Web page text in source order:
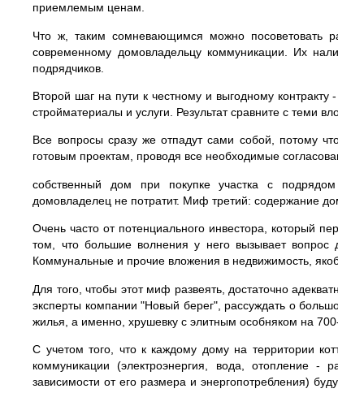
приемлемым ценам.
Что ж, таким сомневающимся можно посоветовать
современному домовладельцу коммуникации. Их
подрядчиков.
Второй шаг на пути к честному и выгодному контракту
стройматериалы и услуги. Результат сравните с теми
Все вопросы сразу же отпадут сами собой, потому
готовым проектам, проводя все необходимые
собственный дом при покупке участка с
домовладелец не потратит. Миф третий: содержание
Очень часто от потенциального инвестора, который
том, что большие волнения у него вызывает вопрос
Коммунальные и прочие вложения в недвижимость,
Для того, чтобы этот миф развеять, достаточно
эксперты компании "Новый берег", рассуждать о
жилья, а именно, хрушевку с элитным особняком на
С учетом того, что к каждому дому на территории
коммуникации (электроэнергия, вода, отопление
зависимости от его размера и энергопотребления)